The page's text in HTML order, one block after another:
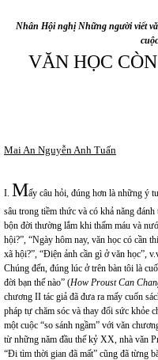
Nhân Hội nghị Những người viết
VĂN HỌC
Mai An Nguyễn Anh Tuấn
I. Mấy câu hỏi, đúng hơn là những ý
sâu trong tiềm thức và có khả năng
bộn đời thường lắm khi thấm máu và
hội?”, “Ngày hôm nay, văn học có cần
xã hội?”, “Điện ảnh cần gì ở văn học”,
Chúng đến, đúng lúc ở trên bàn tôi là
đời bạn thế nào” (How Proust Can
chương II tác giả đã đưa ra mấy cuốn
pháp tự chăm sóc và thay đổi sức khỏe
một cuộc “so sánh ngầm” với văn
từ những năm đầu thế kỷ XX, nhà văn
“Đi tìm thời gian đã mất” cũng đã từng